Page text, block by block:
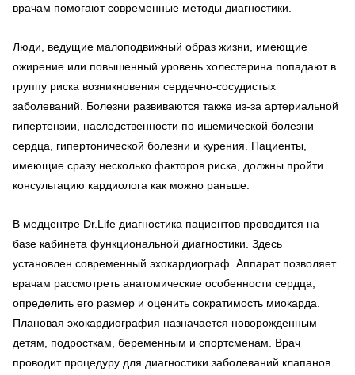
врачам помогают современные методы диагностики.
Люди, ведущие малоподвижный образ жизни, имеющие
ожирение или повышенный уровень холестерина попадают в
группу риска возникновения сердечно-сосудистых
заболеваний. Болезни развиваются также из-за артериальной
гипертензии, наследственности по ишемической болезни
сердца, гипертонической болезни и курения. Пациенты,
имеющие сразу несколько факторов риска, должны пройти
консультацию кардиолога как можно раньше.
В медцентре Dr.Life диагностика пациентов проводится на
базе кабинета функциональной диагностики. Здесь
установлен современный эхокардиограф. Аппарат позволяет
врачам рассмотреть анатомические особенности сердца,
определить его размер и оценить сократимость миокарда.
Плановая эхокардиография назначается новорожденным
детям, подросткам, беременным и спортсменам. Врач
проводит процедуру для диагностики заболеваний клапанов